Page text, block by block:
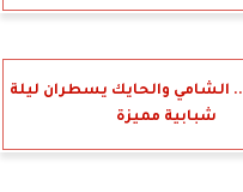
جرش ال40.. الشامي والحايك يسطران ليلة
شبابية مميزة